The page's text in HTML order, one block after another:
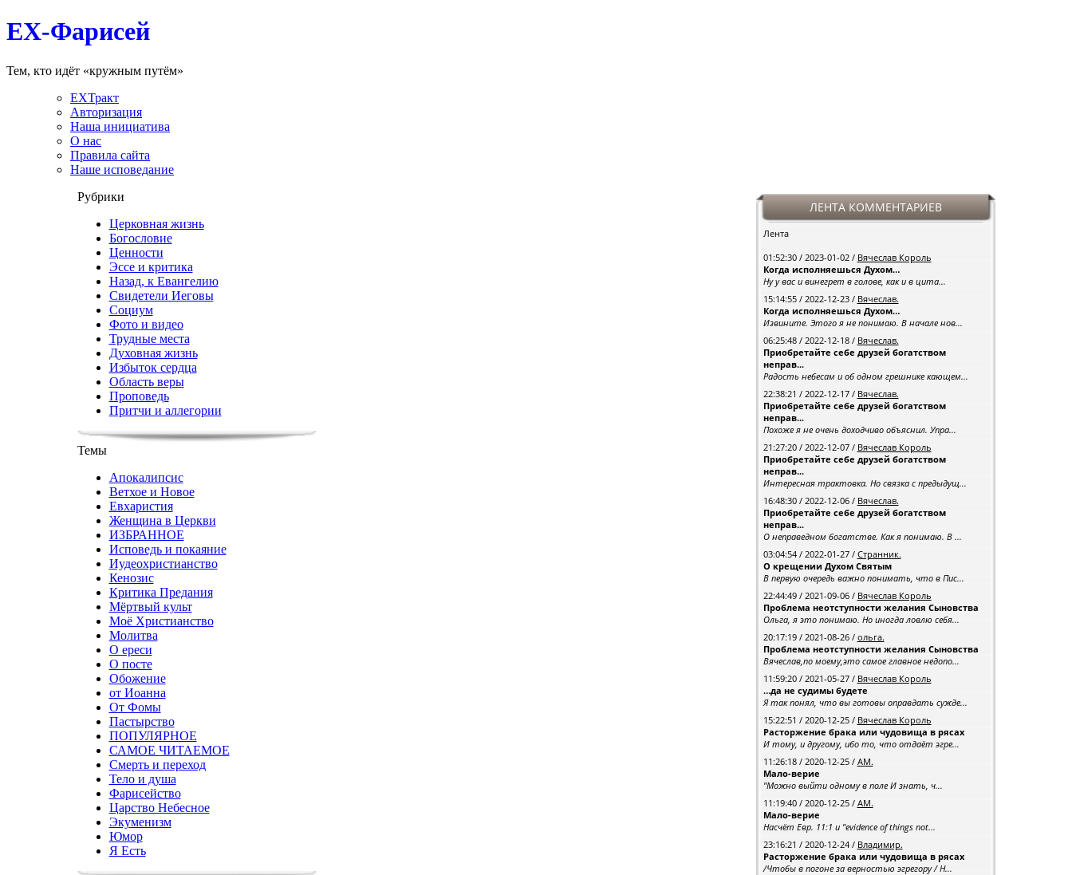
EX-Фарисей
Тем, кто идёт «кружным путём»
EXТракт
Авторизация
Наша инициатива
О нас
Правила сайта
Наше исповедание
Рубрики
Церковная жизнь
Богословие
Ценности
Эссе и критика
Назад, к Евангелию
Свидетели Иеговы
Социум
Фото и видео
Трудные места
Духовная жизнь
Избыток сердца
Область веры
Проповедь
Притчи и аллегории
Темы
Апокалипсис
Ветхое и Новое
Евхаристия
Женщина в Церкви
ИЗБРАННОЕ
Исповедь и покаяние
Иудеохристианство
Кенозис
Критика Предания
Мёртвый культ
Моё Христианство
Молитва
О ереси
О посте
Обожение
от Иоанна
От Фомы
Пастырство
ПОПУЛЯРНОЕ
САМОЕ ЧИТАЕМОЕ
Смерть и переход
Тело и душа
Фарисейство
Царство Небесное
Экуменизм
Юмор
Я Есть
ЛЕНТА КОММЕНТАРИЕВ
Лента
01:52:30 / 2023-01-02 / Вячеслав Король
Когда исполняешься Духом…
Ну у вас и винегрет в голове, как и в цита...
15:14:55 / 2022-12-23 / Вячеслав.
Когда исполняешься Духом…
Извините. Этого я не понимаю. В начале нов...
06:25:48 / 2022-12-18 / Вячеслав.
Приобретайте себе друзей богатством
неправ...
Радость небесам и об одном грешнике кающем...
22:38:21 / 2022-12-17 / Вячеслав.
Приобретайте себе друзей богатством
неправ...
Похоже я не очень доходчиво объяснил. Упра...
21:27:20 / 2022-12-07 / Вячеслав Король
Приобретайте себе друзей богатством
неправ...
Интересная трактовка. Но связка с предыдущ...
16:48:30 / 2022-12-06 / Вячеслав.
Приобретайте себе друзей богатством
неправ...
О неправедном богатстве. Как я понимаю. В ...
03:04:54 / 2022-01-27 / Странник.
О крещении Духом Святым
В первую очередь важно понимать, что в Пис...
22:44:49 / 2021-09-06 / Вячеслав Король
Проблема неотступности желания Сыновства
Ольга, я это понимаю. Но иногда ловлю себя...
20:17:19 / 2021-08-26 / ольга.
Проблема неотступности желания Сыновства
Вячеслав,по моему,это самое главное недопо...
11:59:20 / 2021-05-27 / Вячеслав Король
…да не судимы будете
Я так понял, что вы готовы оправдать сужде...
15:22:51 / 2020-12-25 / Вячеслав Король
Расторжение брака или чудовища в рясах
И тому, и другому, ибо то, что отдаёт эгре...
11:26:18 / 2020-12-25 / АМ.
Мало-верие
"Можно выйти одному в поле И знать, ч...
11:19:40 / 2020-12-25 / АМ.
Мало-верие
Насчёт Евр. 11:1 и "evidence of things not...
23:16:21 / 2020-12-24 / Владимир.
Расторжение брака или чудовища в рясах
/Чтобы в погоне за верностью эгрегору / Н...